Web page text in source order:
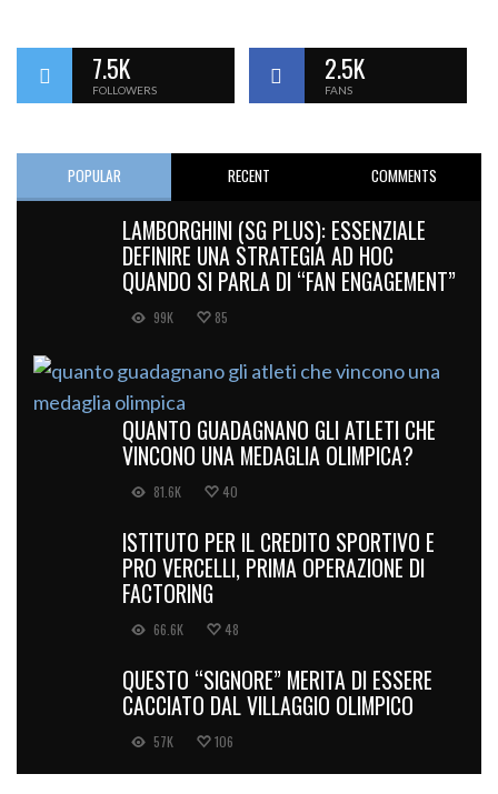
7.5K
FOLLOWERS
2.5K
FANS
POPULAR RECENT COMMENTS
LAMBORGHINI (SG PLUS): ESSENZIALE
DEFINIRE UNA STRATEGIA AD HOC
QUANDO SI PARLA DI “FAN ENGAGEMENT”
99K 85
QUANTO GUADAGNANO GLI ATLETI CHE
VINCONO UNA MEDAGLIA OLIMPICA?
81.6K 40
ISTITUTO PER IL CREDITO SPORTIVO E
PRO VERCELLI, PRIMA OPERAZIONE DI
FACTORING
66.6K 48
QUESTO “SIGNORE” MERITA DI ESSERE
CACCIATO DAL VILLAGGIO OLIMPICO
57K 106